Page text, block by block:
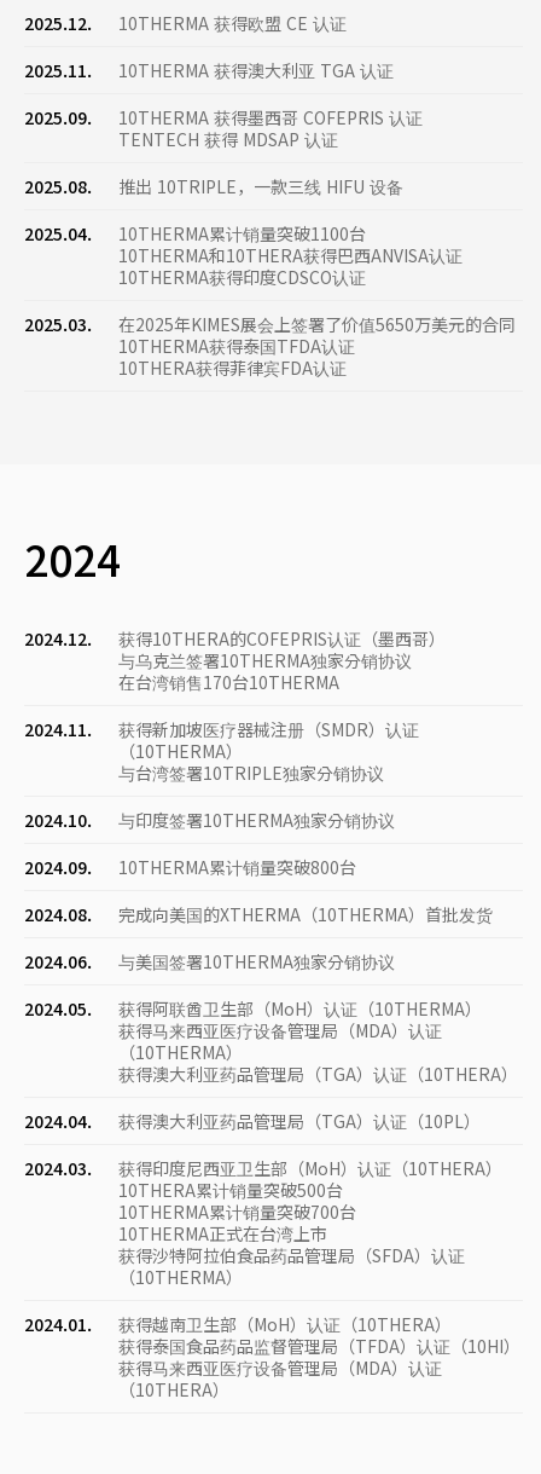
2025.12.
10THERMA 获得欧盟 CE 认证
2025.11.
10THERMA 获得澳大利亚 TGA 认证
2025.09.
10THERMA 获得墨西哥 COFEPRIS 认证
TENTECH 获得 MDSAP 认证
2025.08.
推出 10TRIPLE，一款三线 HIFU 设备
2025.04.
10THERMA累计销量突破1100台
10THERMA和10THERA获得巴西ANVISA认证
10THERMA获得印度CDSCO认证
2025.03.
在2025年KIMES展会上签署了价值5650万美元的合同
10THERMA获得泰国TFDA认证
10THERA获得菲律宾FDA认证
2024
2024.12.
获得10THERA的COFEPRIS认证（墨西哥）
与乌克兰签署10THERMA独家分销协议
在台湾销售170台10THERMA
2024.11.
获得新加坡医疗器械注册（SMDR）认证
（10THERMA）
与台湾签署10TRIPLE独家分销协议
2024.10.
与印度签署10THERMA独家分销协议
2024.09.
10THERMA累计销量突破800台
2024.08.
完成向美国的XTHERMA（10THERMA）首批发货
2024.06.
与美国签署10THERMA独家分销协议
2024.05.
获得阿联酋卫生部（MoH）认证（10THERMA）
获得马来西亚医疗设备管理局（MDA）认证
（10THERMA）
获得澳大利亚药品管理局（TGA）认证（10THERA）
2024.04.
获得澳大利亚药品管理局（TGA）认证（10PL）
2024.03.
获得印度尼西亚卫生部（MoH）认证（10THERA）
10THERA累计销量突破500台
10THERMA累计销量突破700台
10THERMA正式在台湾上市
获得沙特阿拉伯食品药品管理局（SFDA）认证
（10THERMA）
2024.01.
获得越南卫生部（MoH）认证（10THERA）
获得泰国食品药品监督管理局（TFDA）认证（10HI）
获得马来西亚医疗设备管理局（MDA）认证
（10THERA）